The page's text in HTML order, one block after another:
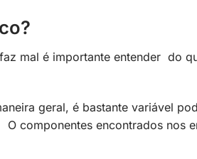
mal é importante entender do
geral, é bastante variável
componentes encontrados nos